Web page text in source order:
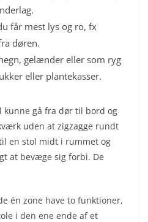
får mest lys og ro, fx
døren.
gelænder eller som ryg
eller plantekasser.
kunne gå fra dør til bord og
uden at zigzagge rundt
en stol midt i rummet og
at bevæge sig forbi. De
én zone have to funktioner,
i den ene ende af et